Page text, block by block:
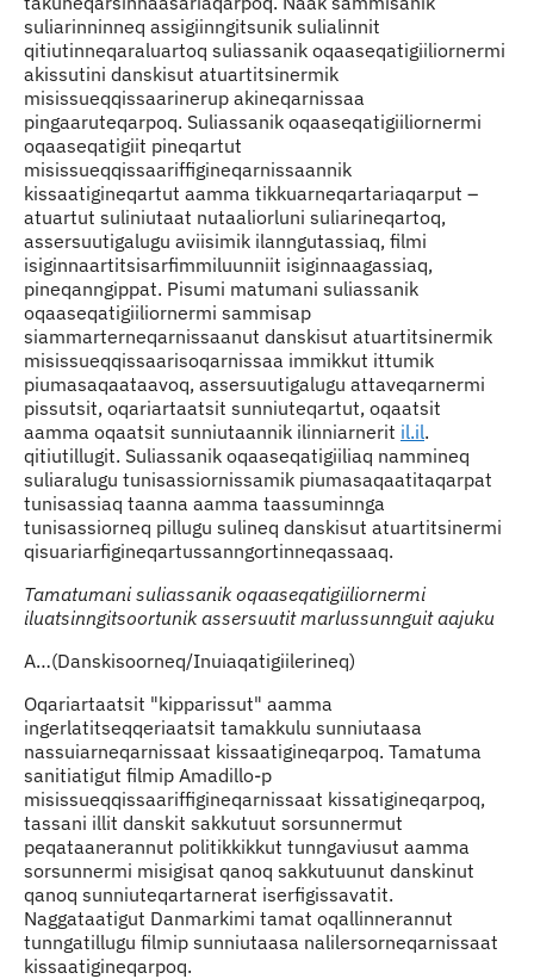
suliarinninneq assigiinngitsunik sulialinnit
qitiutinneqaraluartoq suliassanik oqaaseqatigiiliornermi
akissutini danskisut atuartitsinermik
misissueqqissaarinerup akineqarnissaa
pingaaruteqarpoq. Suliassanik oqaaseqatigiiliornermi
oqaaseqatigiit pineqartut
misissueqqissaariffigineqarnissaannik
kissaatigineqartut aamma tikkuarneqartariaqarput –
atuartut suliniutaat nutaaliorluni suliarineqartoq,
assersuutigalugu aviisimik ilanngutassiaq, filmi
isiginnaartitsisarfimmiluunniit isiginnaagassiaq,
pineqanngippat. Pisumi matumani suliassanik
oqaaseqatigiiliornermi sammisap
siammarterneqarnissaanut danskisut atuartitsinermik
misissueqqissaarisoqarnissaa immikkut ittumik
piumasaqaataavoq, assersuutigalugu attaveqarnermi
pissutsit, oqariartaatsit sunniuteqartut, oqaatsit
aamma oqaatsit sunniutaannik ilinniarnerit il.il.
qitiutillugit. Suliassanik oqaaseqatigiiliaq nammineq
suliaralugu tunisassiornissamik piumasaqaatitaqarpat
tunisassiaq taanna aamma taassuminnga
tunisassiorneq pillugu sulineq danskisut atuartitsinermi
qisuariarfigineqartussanngortinneqassaaq.
Tamatumani suliassanik oqaaseqatigiiliornermi
iluatsinngitsoortunik assersuutit marlussunnguit aajuku
A…(Danskisoorneq/Inuiaqatigiilerineq)
Oqariartaatsit "kipparissut" aamma
ingerlatitseqqeriaatsit tamakkulu sunniutaasa
nassuiarneqarnissaat kissaatigineqarpoq. Tamatuma
sanitiatigut filmip Amadillo-p
misissueqqissaariffigineqarnissaat kissatigineqarpoq,
tassani illit danskit sakkutuut sorsunnermut
peqataanerannut politikkikkut tunngaviusut aamma
sorsunnermi misigisat qanoq sakkutuunut danskinut
qanoq sunniuteqartarnerat iserfigissavatit.
Naggataatigut Danmarkimi tamat oqallinnerannut
tunngatillugu filmip sunniutaasa nalilersorneqarnissaat
kissaatigineqarpoq.